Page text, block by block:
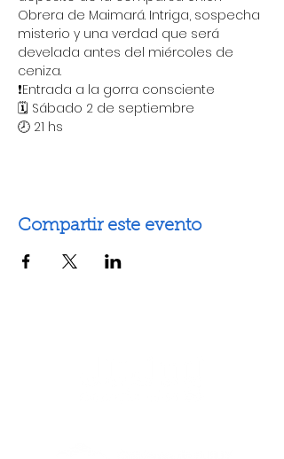
Obrera de Maimará. Intriga, sospecha
misterio y una verdad que será
develada antes del miércoles de
ceniza.
❗️Entrada a la gorra consciente
🗓 Sábado 2 de septiembre
🕗 21 hs
Compartir este evento